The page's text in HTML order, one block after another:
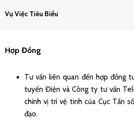
Vụ Việc Tiêu Biểu
Hợp Đồng
Tư vấn liên quan đến hợp đồng
tuyến Điện và Công ty tư vấn
chỉnh vị trí vệ tinh của Cục Tần
đạo.